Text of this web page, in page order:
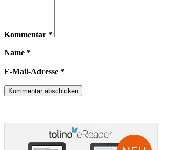
Kommentar *
Name *
E-Mail-Adresse *